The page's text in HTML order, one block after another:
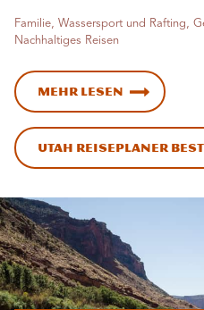
Familie, Wassersport und Rafting,
Nachhaltiges Reisen
Mehr lesen
Utah Reiseplaner